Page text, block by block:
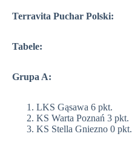
Terravita Puchar Polski:
Tabele:
Grupa A:
LKS Gąsawa 6 pkt.
KS Warta Poznań 3 pkt.
KS Stella Gniezno 0 pkt.